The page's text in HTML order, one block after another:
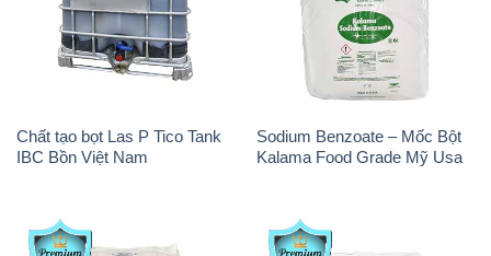
IBC Bồn Việt Nam
Kalama Food Grade Mỹ Usa